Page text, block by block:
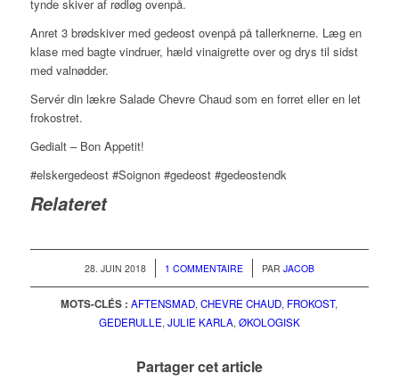
tynde skiver af rødløg ovenpå.
Anret 3 brødskiver med gedeost ovenpå på tallerknerne. Læg en
klase med bagte vindruer, hæld vinaigrette over og drys til sidst
med valnødder.
Servér din lækre Salade Chevre Chaud som en forret eller en let
frokostret.
Gedialt – Bon Appetit!
#elskergedeost #Soignon #gedeost #gedeostendk
Relateret
28. JUIN 2018
/ 1 COMMENTAIRE
/ PAR JACOB
MOTS-CLÉS : AFTENSMAD,CHEVRE CHAUD, FROKOST,
GEDERULLE,JULIE KARLA,ØKOLOGISK
Partager cet article